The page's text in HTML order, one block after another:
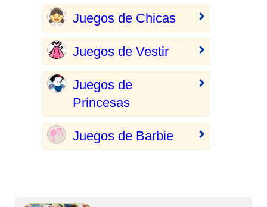
Juegos de Chicas
Juegos de Vestir
Juegos de
Princesas
Juegos de Barbie